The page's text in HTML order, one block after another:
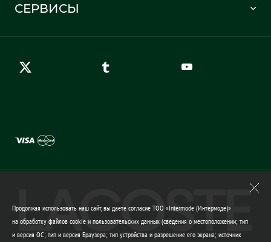
Правила возврата
Карта сайта
СЕРВИСЫ
Продолжая использовать наш сайт, вы даете согласие ТОО «Intermode (Интермоде)»
на обработку файлов cookie и пользовательских данных (сведения о местоположении; тип
и версия ОС; тип и версия Браузера; тип устройства и разрешение его экрана; источник